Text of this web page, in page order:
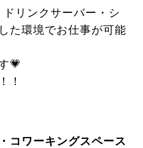
リンクサーバー・シ
た環境でお仕事が可能
💗
！
コワーキングスペース